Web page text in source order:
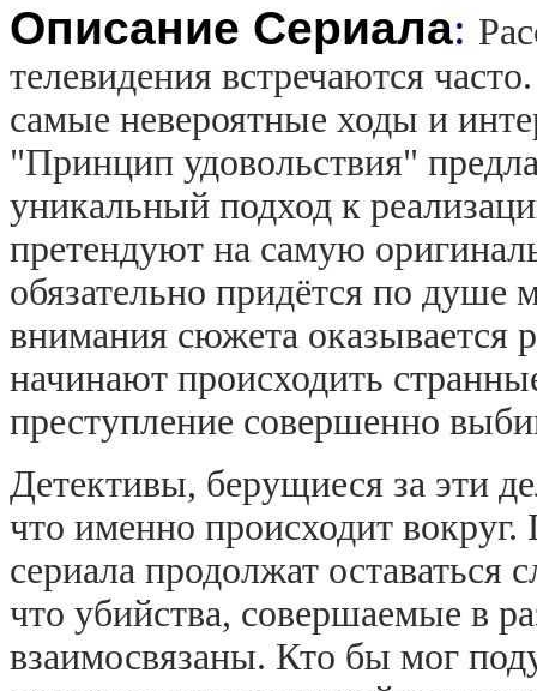
Описание Сериала:
телевидения встречаются
самые невероятные ходы и
"Принцип удовольствия"
уникальный подход к
претендуют на самую
обязательно придётся по
внимания сюжета оказывается
начинают происходить
преступление совершенно
Детективы, берущиеся за эти
что именно происходит
сериала продолжат
что убийства, совершаемые в
взаимосвязаны. Кто бы мог